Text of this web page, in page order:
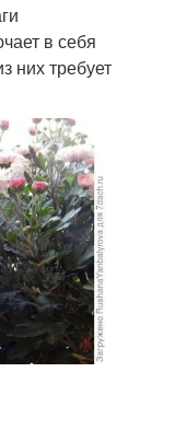
в себя
них требует